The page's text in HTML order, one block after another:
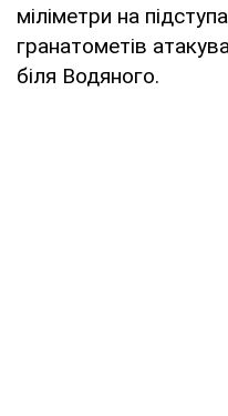
міліметри на
гранатометів
біля Водяного.